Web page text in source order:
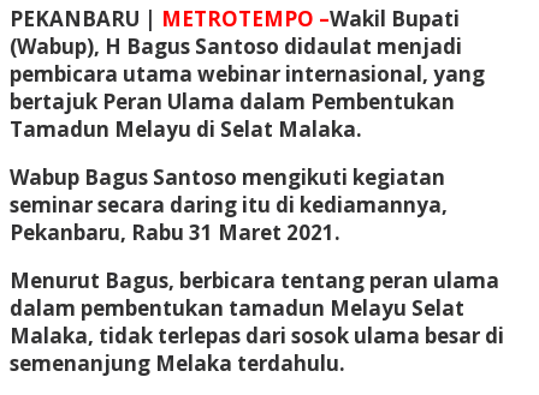
PEKANBARU | METROTEMPO –Wakil Bupati
(Wabup), H Bagus Santoso didaulat menjadi
pembicara utama webinar internasional, yang
bertajuk Peran Ulama dalam Pembentukan
Tamadun Melayu di Selat Malaka.
Wabup Bagus Santoso mengikuti kegiatan
seminar secara daring itu di kediamannya,
Pekanbaru, Rabu 31 Maret 2021.
Menurut Bagus, berbicara tentang peran ulama
dalam pembentukan tamadun Melayu Selat
Malaka, tidak terlepas dari sosok ulama besar di
semenanjung Melaka terdahulu.